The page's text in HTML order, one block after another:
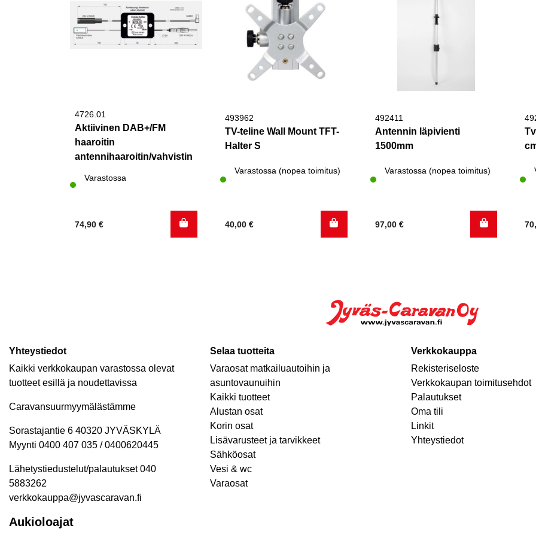
4726.01
Aktiivinen DAB+/FM
haaroitin
antennihaaroitin/vahvistin
Varastossa
74,90 €
493962
TV-teline Wall Mount TFT-
Halter S
Varastossa (nopea toimitus)
40,00 €
492411
Antennin läpivienti
1500mm
Varastossa (nopea toimitus)
97,00 €
Yhteystiedot
Kaikki verkkokaupan varastossa olevat
tuotteet esillä ja noudettavissa
Caravansuurmyymälästämme
Sorastajantie 6 40320 JYVÄSKYLÄ
Myynti 0400 407 035 / 0400620445
Lähetystiedustelut/palautukset 040
5883262
verkkokauppa@jyvascaravan.fi
Aukioloajat
Selaa tuotteita
Varaosat matkailuautoihin ja
asuntovaunuihin
Kaikki tuotteet
Alustan osat
Korin osat
Lisävarusteet ja tarvikkeet
Sähköosat
Vesi & wc
Varaosat
Verkkokauppa
Rekisteriseloste
Verkkokaupan toimitusehdot
Palautukset
Oma tili
Linkit
Yhteystiedot